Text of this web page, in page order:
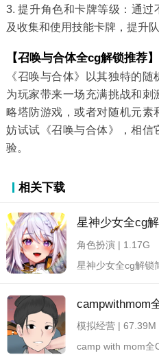
3. 提升角色和卡牌等级：通过
及收集和使用技能卡牌，提升
【召唤与合体全cg解锁推荐】
《召唤与合体》以其独特的
为玩家带来一场充满挑战和刺
略塔防游戏，或者对随机元素
妨试试《召唤与合体》，相信
验。
相关下载
星神少女全cg
角色扮演 | 1.17G
campwithmom
模拟经营 | 67.39M
camp with mom全